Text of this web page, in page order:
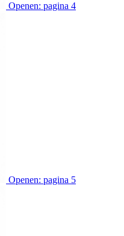
Openen: pagina 4
Openen: pagina 5